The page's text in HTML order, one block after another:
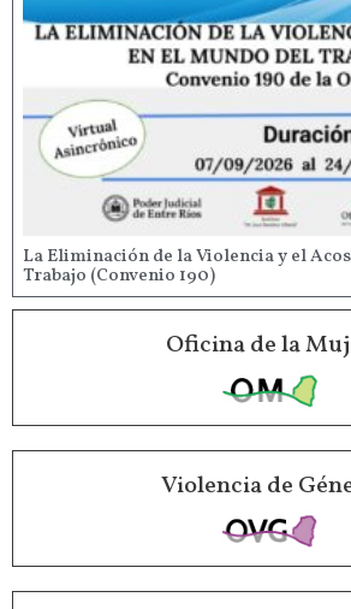
La Eliminación de la Violencia y el
Trabajo (Convenio 190)
Oficina de la
Violencia de